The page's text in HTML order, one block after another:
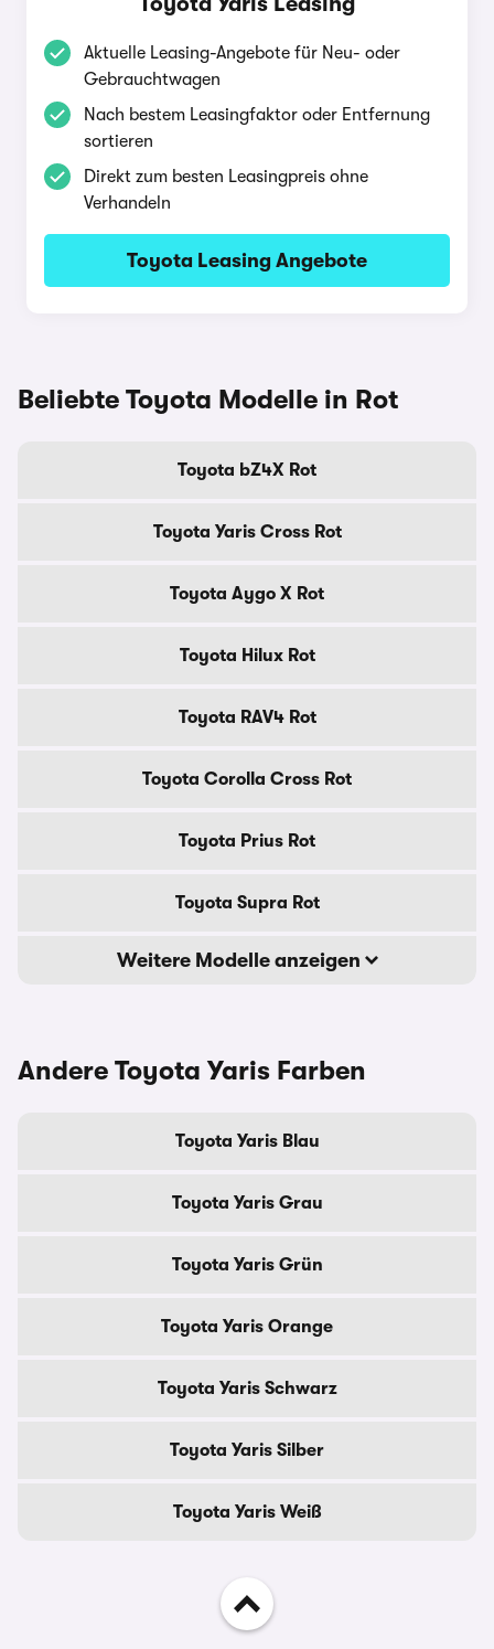
Aktuelle Leasing-Angebote für Neu- oder
Gebrauchtwagen
Nach bestem Leasingfaktor oder Entfernung
sortieren
Direkt zum besten Leasingpreis ohne
Verhandeln
Toyota Leasing Angebote
Beliebte Toyota Modelle in Rot
Toyota bZ4X Rot
Toyota Yaris Cross Rot
Toyota Aygo X Rot
Toyota Hilux Rot
Toyota RAV4 Rot
Toyota Corolla Cross Rot
Toyota Prius Rot
Toyota Supra Rot
Weitere Modelle anzeigen
Andere Toyota Yaris Farben
Toyota Yaris Blau
Toyota Yaris Grau
Toyota Yaris Grün
Toyota Yaris Orange
Toyota Yaris Schwarz
Toyota Yaris Silber
Toyota Yaris Weiß